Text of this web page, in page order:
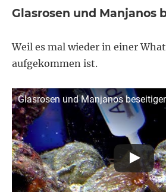
Glasrosen und Manjanos
Weil es mal wieder in einer
aufgekommen ist.
Glasrosen und Manjanos